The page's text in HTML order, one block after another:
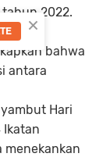
2022.
bahwa
antara
Hari
Ikatan
menekankan
×